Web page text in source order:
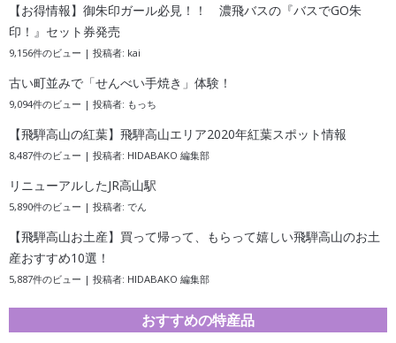
【お得情報】御朱印ガール必見！！ 濃飛バスの『バスでGO朱
印！』セット券発売
9,156件のビュー | 投稿者: kai
古い町並みで「せんべい手焼き」体験！
9,094件のビュー | 投稿者: もっち
【飛騨高山の紅葉】飛騨高山エリア2020年紅葉スポット情報
8,487件のビュー | 投稿者: HIDABAKO 編集部
リニューアルしたJR高山駅
5,890件のビュー | 投稿者: でん
【飛騨高山お土産】買って帰って、もらって嬉しい飛騨高山のお土
産おすすめ10選！
5,887件のビュー | 投稿者: HIDABAKO 編集部
おすすめの特産品